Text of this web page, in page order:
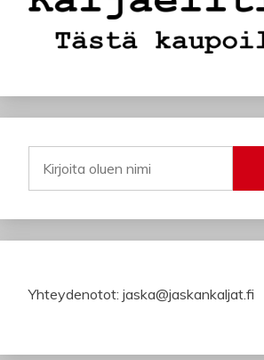
Yhteydenotot: jaska@jaskankaljat.fi